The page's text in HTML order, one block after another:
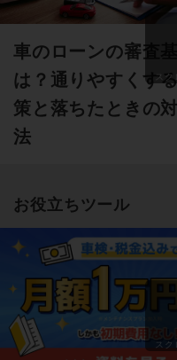
車のローンの審査
は？通りやすくす
策と落ちたときの
法
スク
お役立ちツール
スク